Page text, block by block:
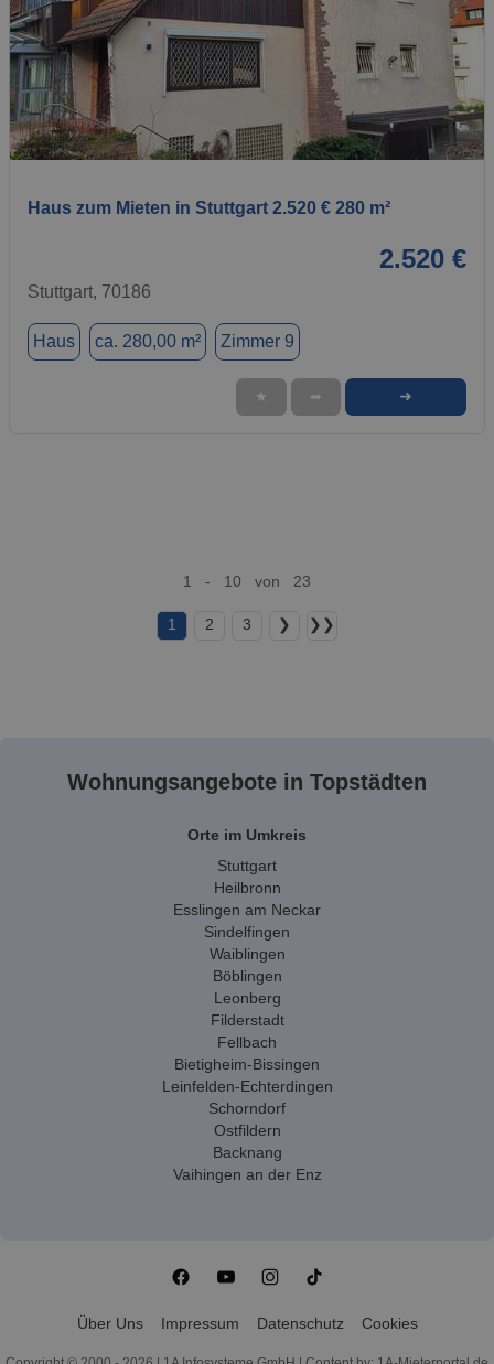
1 / 1
Haus zum Mieten in Stuttgart 2.520 € 280 m²
2.520 €
Stuttgart, 70186
Haus ca. 280,00 m² Zimmer 9
★ ➦ ➜
1 - 10 von 23
1 2 3 ❯ ❯❯
Wohnungsangebote in Topstädten
Orte im Umkreis
Stuttgart
Heilbronn
Esslingen am Neckar
Sindelfingen
Waiblingen
Böblingen
Leonberg
Filderstadt
Fellbach
Bietigheim-Bissingen
Leinfelden-Echterdingen
Schorndorf
Ostfildern
Backnang
Vaihingen an der Enz
Über Uns Impressum Datenschutz Cookies